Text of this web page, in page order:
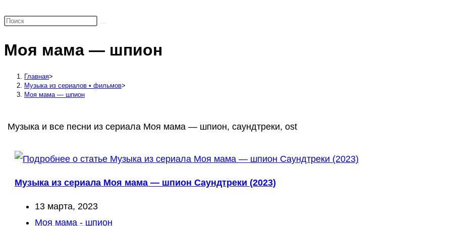
по
сайту
Моя мама — шпион
Главная>
Музыка из сериалов • фильмов>
Моя мама — шпион
Музыка и все песни из сериала Моя мама — шпион, саундтреки, ost
Музыка из сериала Моя мама — шпион Саундтреки (2023)
Запись
опубликована:
13 марта, 2023
Рубрика
Моя мама - шпион